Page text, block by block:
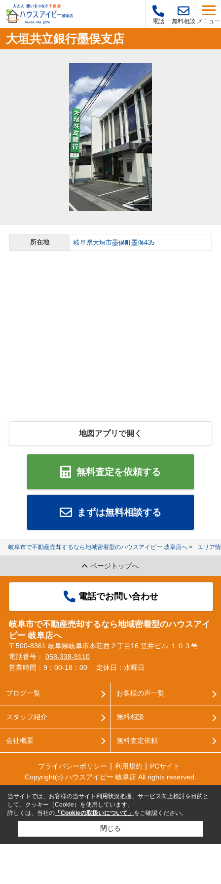
電話 無料相談 メニュー
大垣共立銀行墨俣支店
所在地 岐阜県大垣市墨俣町墨俣435
地図アプリで開く
無料査定を依頼する
まずは無料相談する
岐阜市で不動産売却するなら地域密着型のハウスアイビー 岐阜店へ エリア
ページトップへ
電話でお問い合わせ
岐阜市で不動産売却するなら地域密着型のハウスアイ
ビー 岐阜店へ
〒500-8361 岐阜県岐阜市本荘西２丁目16 笠井ビル １０３号
電話番号： 058-338-9110
営業時間：9：00‐18：00
定休日：水曜日
ブログ一覧
スタッフ紹介
会社概要
お客様の声一覧
無料相談
無料査定依頼
プライバシーポリシー 利用規約
PCサイト
Copyright(c) ハウスアイビー 岐阜店 All rights reserved.
当サイトでは、お客様の当サイト利用状況把握、サービス向上検討を目的と
して、クッキー（Cookie）を使用しています。
詳しくは、当社の 「Cookieの取扱いについて」 をご確認ください。
閉じる